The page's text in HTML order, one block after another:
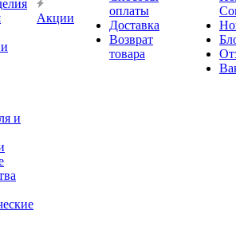
и
Акции
оплаты
Доставка
Возврат
товара